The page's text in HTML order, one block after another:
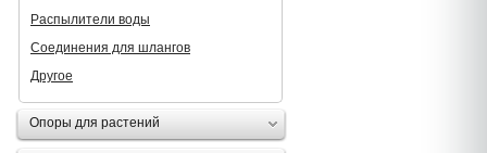
Распылители воды
Соединения для шлангов
Другое
Опоры для растений